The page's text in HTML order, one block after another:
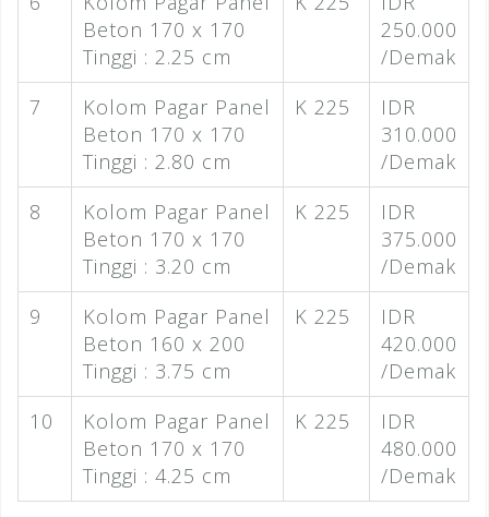
Beton 170 x 170
Tinggi : 2.25 cm
250.000
/Demak
7
Kolom Pagar Panel
Beton 170 x 170
Tinggi : 2.80 cm
K 225
IDR
310.000
/Demak
8
Kolom Pagar Panel
Beton 170 x 170
Tinggi : 3.20 cm
K 225
IDR
375.000
/Demak
9
Kolom Pagar Panel
Beton 160 x 200
Tinggi : 3.75 cm
K 225
IDR
420.000
/Demak
10
Kolom Pagar Panel
Beton 170 x 170
Tinggi : 4.25 cm
K 225
IDR
480.000
/Demak